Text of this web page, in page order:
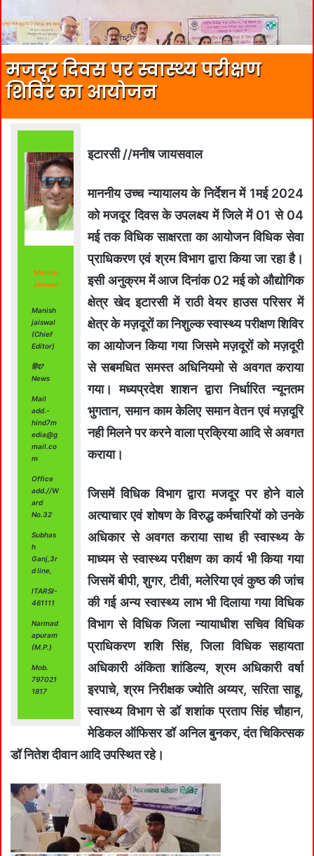
मजदूर दिवस पर स्वास्थ्य परीक्षण
शिविर का आयोजन
Manish
Jaiswal
Manish
jaiswal
(Chief
Editor)
हिंद7
News
Mail
add.-
hind7m
edia@g
mail.co
m
Office
add.//W
ard
No.32
Subhas
h
Ganj,3r
d line,
ITARSI-
461111
Narmad
apuram
(M.P.)
Mob.
797021
1817
इटारसी //मनीष जायसवाल
माननीय उच्च न्यायालय के निर्देशन में 1मई 2024
को मजदूर दिवस के उपलक्ष्य में जिले में 01 से 04
मई तक विधिक साक्षरता का आयोजन विधिक सेवा
प्राधिकरण एवं श्रम विभाग द्वारा किया जा रहा है।
इसी अनुक्रम में आज दिनांक 02 मई को औद्योगिक
क्षेत्र खेद इटारसी में राठी वेयर हाउस परिसर में
क्षेत्र के मज़दूरों का निशुल्क स्वास्थ्य परीक्षण शिविर
का आयोजन किया गया जिसमे मज़दूरों को मज़दूरी
से सबमधित समस्त अधिनियमो से अवगत कराया
गया। मध्यप्रदेश शाशन द्वारा निर्धारित न्यूनतम
भुगतान, समान काम केलिए समान वेतन एवं मज़दूरि
नही मिलने पर करने वाला प्रक्रिया आदि से अवगत
कराया।
जिसमें विधिक विभाग द्वारा मजदूर पर होने वाले
अत्याचार एवं शोषण के विरुद्ध कर्मचारियों को उनके
अधिकार से अवगत कराया साथ ही स्वास्थ्य के
माध्यम से स्वास्थ्य परीक्षण का कार्य भी किया गया
जिसमें बीपी, शुगर, टीवी, मलेरिया एवं कुष्ठ की जांच
की गई अन्य स्वास्थ्य लाभ भी दिलाया गया विधिक
विभाग से विधिक जिला न्यायाधीश सचिव विधिक
प्राधिकरण शशि सिंह, जिला विधिक सहायता
अधिकारी अंकिता शांडिल्य, श्रम अधिकारी वर्षा
इरपाचे, श्रम निरीक्षक ज्योति अय्यर, सरिता साहू,
स्वास्थ्य विभाग से डॉ शशांक प्रताप सिंह चौहान,
मेडिकल ऑफिसर डॉ अनिल बुनकर, दंत चिकित्सक
डॉ नितेश दीवान आदि उपस्थित रहे।